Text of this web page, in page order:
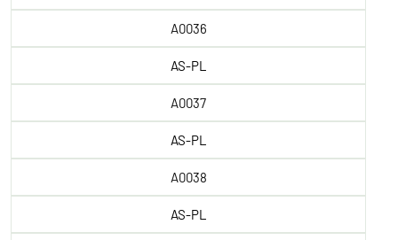
A0036
AS-PL
A0037
AS-PL
A0038
AS-PL